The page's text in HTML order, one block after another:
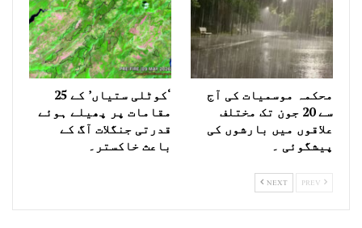
محکمہ موسمیات کی آج
سے 20 جون تک مختلف
علاقوں میں بارشوں کی
پیشگوئی ۔
‘کوٹلی ستیاں’ کے 25
مقامات پر پھیلے ہوئے
قدرتی جنگلات آگ کے
باعث خاکستر۔
NEXT